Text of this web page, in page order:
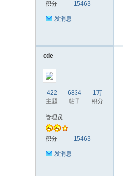
积分 15463
发消息
cde
422
主题
6834
帖子
1万
积分
管理员
积分 15463
发消息